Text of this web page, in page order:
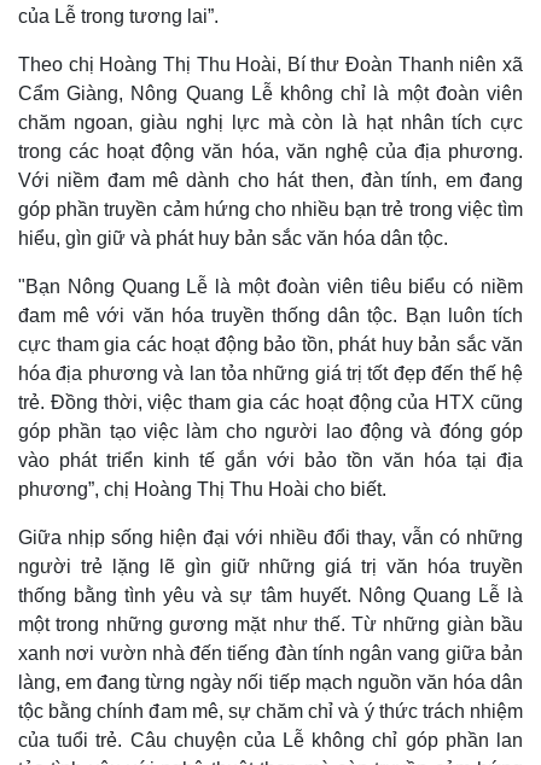
của Lễ trong tương lai”.
Theo chị Hoàng Thị Thu Hoài, Bí thư Đoàn Thanh niên xã
Cẩm Giàng, Nông Quang Lễ không chỉ là một đoàn viên
chăm ngoan, giàu nghị lực mà còn là hạt nhân tích cực
trong các hoạt động văn hóa, văn nghệ của địa phương.
Với niềm đam mê dành cho hát then, đàn tính, em đang
góp phần truyền cảm hứng cho nhiều bạn trẻ trong việc tìm
hiểu, gìn giữ và phát huy bản sắc văn hóa dân tộc.
"Bạn Nông Quang Lễ là một đoàn viên tiêu biểu có niềm
đam mê với văn hóa truyền thống dân tộc. Bạn luôn tích
cực tham gia các hoạt động bảo tồn, phát huy bản sắc văn
hóa địa phương và lan tỏa những giá trị tốt đẹp đến thế hệ
trẻ. Đồng thời, việc tham gia các hoạt động của HTX cũng
góp phần tạo việc làm cho người lao động và đóng góp
vào phát triển kinh tế gắn với bảo tồn văn hóa tại địa
phương”, chị Hoàng Thị Thu Hoài cho biết.
Giữa nhịp sống hiện đại với nhiều đổi thay, vẫn có những
người trẻ lặng lẽ gìn giữ những giá trị văn hóa truyền
thống bằng tình yêu và sự tâm huyết. Nông Quang Lễ là
một trong những gương mặt như thế. Từ những giàn bầu
xanh nơi vườn nhà đến tiếng đàn tính ngân vang giữa bản
làng, em đang từng ngày nối tiếp mạch nguồn văn hóa dân
tộc bằng chính đam mê, sự chăm chỉ và ý thức trách nhiệm
của tuổi trẻ. Câu chuyện của Lễ không chỉ góp phần lan